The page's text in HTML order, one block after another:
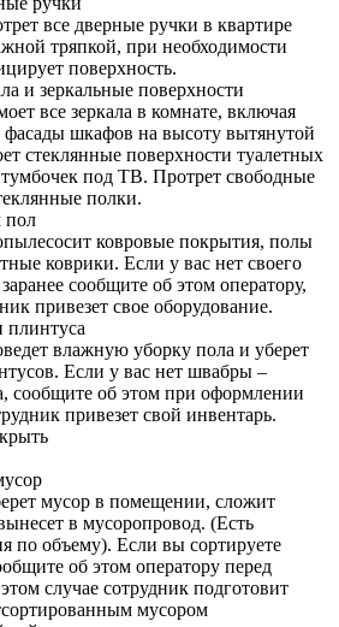
все дверные ручки в квартире
тряпкой, при необходимости
поверхность.
и зеркальные поверхности
все зеркала в комнате, включая
фасады шкафов на высоту вытянутой
стеклянные поверхности туалетных
под ТВ. Протрет свободные
полки.
пол
ковровые покрытия, полы
коврики. Если у вас нет своего
сообщите об этом оператору,
привезет свое оборудование.
влажную уборку пола и уберет
Если у вас нет швабры –
сообщите об этом при оформлении
привезет свой инвентарь.
мусор в помещении, сложит
в мусоропровод. (Есть
по объему). Если вы сортируете
об этом оператору перед
случае сотрудник подготовит
мусором